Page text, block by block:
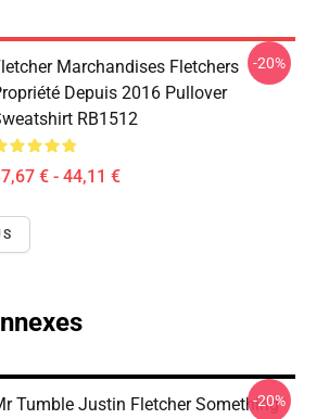
Marchandises Fletchers
Depuis 2016 Pullover
RB1512
€ - 44,11 €
-20%
Tumble Justin Fletcher Something
-20%